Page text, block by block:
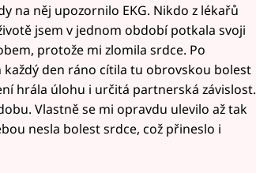
na něj upozornilo EKG. Nikdo z lékařů
jsem v jednom období potkala svoji
protože mi zlomila srdce. Po
den ráno cítila tu obrovskou bolest
hrála úlohu i určitá partnerská závislost.
Vlastně se mi opravdu ulevilo až tak
nesla bolest srdce, což přineslo i